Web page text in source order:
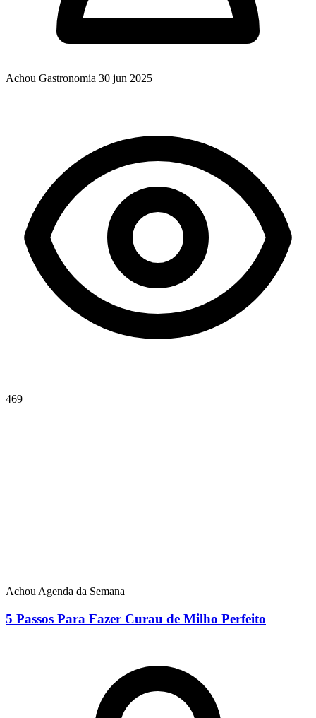
Achou Gastronomia 30 jun 2025
469
Achou Agenda da Semana
5 Passos Para Fazer Curau de Milho Perfeito